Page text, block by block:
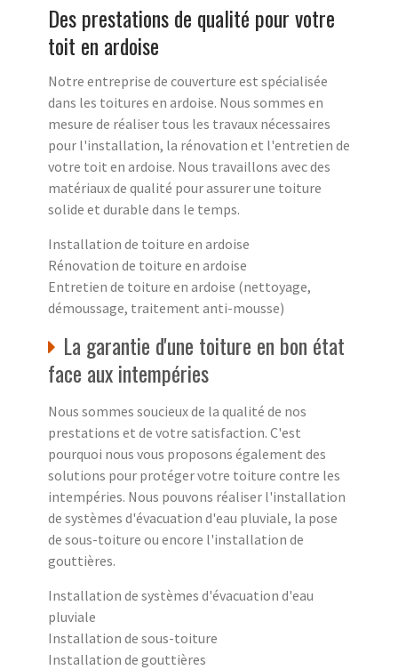
Des prestations de qualité pour votre
toit en ardoise
Notre entreprise de couverture est spécialisée
dans les toitures en ardoise. Nous sommes en
mesure de réaliser tous les travaux nécessaires
pour l'installation, la rénovation et l'entretien de
votre toit en ardoise. Nous travaillons avec des
matériaux de qualité pour assurer une toiture
solide et durable dans le temps.
Installation de toiture en ardoise
Rénovation de toiture en ardoise
Entretien de toiture en ardoise (nettoyage,
démoussage, traitement anti-mousse)
La garantie d'une toiture en bon état
face aux intempéries
Nous sommes soucieux de la qualité de nos
prestations et de votre satisfaction. C'est
pourquoi nous vous proposons également des
solutions pour protéger votre toiture contre les
intempéries. Nous pouvons réaliser l'installation
de systèmes d'évacuation d'eau pluviale, la pose
de sous-toiture ou encore l'installation de
gouttières.
Installation de systèmes d'évacuation d'eau
pluviale
Installation de sous-toiture
Installation de gouttières